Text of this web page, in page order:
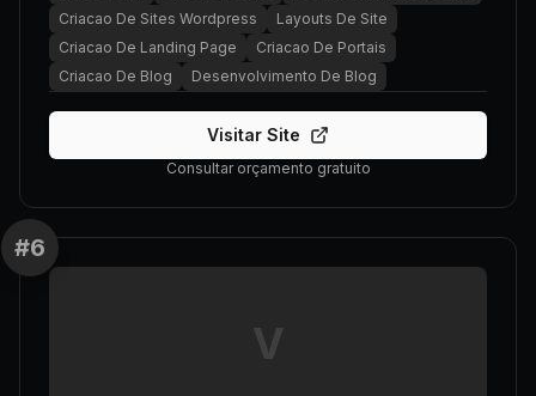
Criacao De Sites Wordpress
Layouts De Site
Criacao De Landing Page
Criacao De Portais
Criacao De Blog
Desenvolvimento De Blog
Visitar Site
Consultar orçamento gratuito
#6
V